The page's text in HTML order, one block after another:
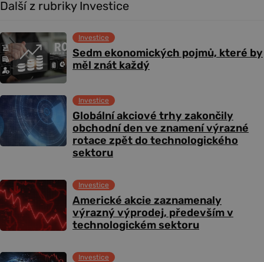
Další z rubriky Investice
Sedm ekonomických pojmů, které by
měl znát každý
Investice
Globální akciové trhy zakončily
obchodní den ve znamení výrazné
rotace zpět do technologického
sektoru
Investice
Americké akcie zaznamenaly
výrazný výprodej, především v
technologickém sektoru
Investice
Investice